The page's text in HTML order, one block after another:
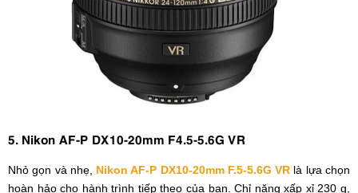
5. Nikon AF-P DX10-20mm F4.5-5.6G VR
Nhỏ gọn và nhẹ, Nikon AF-P DX10-20mm F.5-5.6G VR là lựa chọn
hoàn hảo cho hành trình tiếp theo của bạn. Chỉ nặng xấp xỉ 230 g,